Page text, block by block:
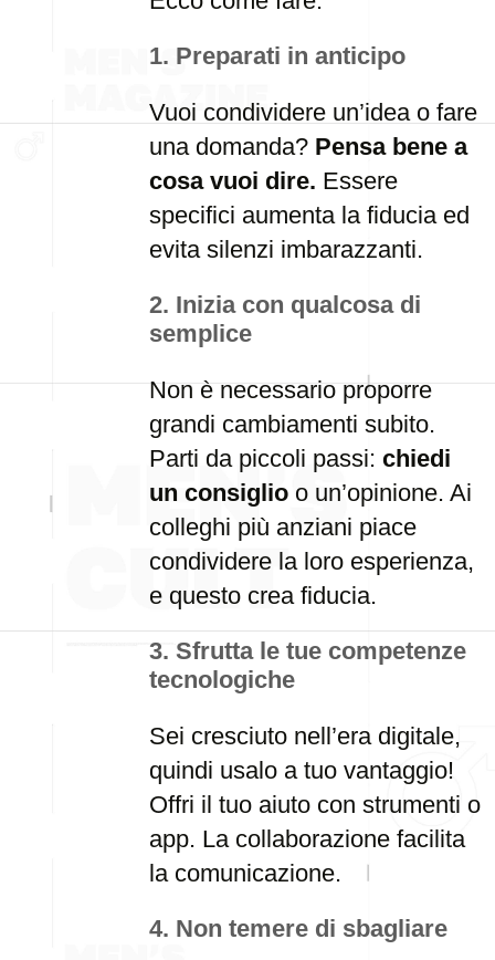
1. Preparati in anticipo
Vuoi condividere un’idea o fare
una domanda? Pensa bene a
cosa vuoi dire. Essere
specifici aumenta la fiducia ed
evita silenzi imbarazzanti.
2. Inizia con qualcosa di
semplice
Non è necessario proporre
grandi cambiamenti subito.
Parti da piccoli passi: chiedi
un consiglio o un’opinione. Ai
colleghi più anziani piace
condividere la loro esperienza,
e questo crea fiducia.
3. Sfrutta le tue competenze
tecnologiche
Sei cresciuto nell’era digitale,
quindi usalo a tuo vantaggio!
Offri il tuo aiuto con strumenti o
app. La collaborazione facilita
la comunicazione.
4. Non temere di sbagliare